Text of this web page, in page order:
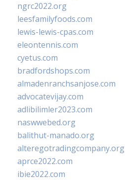
ngrc2022.org
leesfamilyfoods.com
lewis-lewis-cpas.com
eleontennis.com
cyetus.com
bradfordshops.com
almadenranchsanjose.com
advocatevijay.com
adlibilimler2023.com
naswwebed.org
balithut-manado.org
alteregotradingcompany.org
aprce2022.com
ibie2022.com